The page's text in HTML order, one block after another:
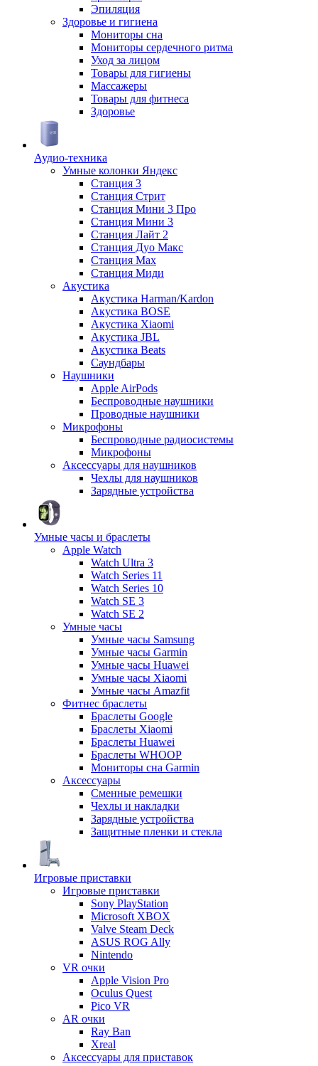
Эпиляция
Здоровье и гигиена
Мониторы сна
Мониторы сердечного ритма
Уход за лицом
Товары для гигиены
Массажеры
Товары для фитнеса
Здоровье
Аудио-техника
Умные колонки Яндекс
Станция 3
Станция Стрит
Станция Мини 3 Про
Станция Мини 3
Станция Лайт 2
Станция Дуо Макс
Станция Max
Станция Миди
Акустика
Акустика Harman/Kardon
Акустика BOSE
Акустика Xiaomi
Акустика JBL
Акустика Beats
Саундбары
Наушники
Apple AirPods
Беспроводные наушники
Проводные наушники
Микрофоны
Беспроводные радиосистемы
Микрофоны
Аксессуары для наушников
Чехлы для наушников
Зарядные устройства
Умные часы и браслеты
Apple Watch
Watch Ultra 3
Watch Series 11
Watch Series 10
Watch SE 3
Watch SE 2
Умные часы
Умные часы Samsung
Умные часы Garmin
Умные часы Huawei
Умные часы Xiaomi
Умные часы Amazfit
Фитнес браслеты
Браслеты Google
Браслеты Xiaomi
Браслеты Huawei
Браслеты WHOOP
Мониторы сна Garmin
Аксессуары
Сменные ремешки
Чехлы и накладки
Зарядные устройства
Защитные пленки и стекла
Игровые приставки
Игровые приставки
Sony PlayStation
Microsoft XBOX
Valve Steam Deck
ASUS ROG Ally
Nintendo
VR очки
Apple Vision Pro
Oculus Quest
Pico VR
AR очки
Ray Ban
Xreal
Аксессуары для приставок